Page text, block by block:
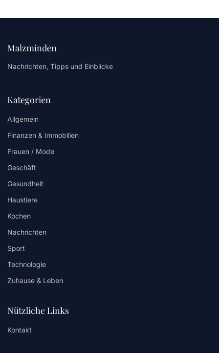
Malzminden
Nachrichten, Tipps und Einblicke
Kategorien
Allgemein
Finanzen & Immobilien
Frauen / Mode
Geschäft
Gesundheit
Haustiere
Kochen
Nachrichten
Sport
Technologie
Zuhause & Leben
Nützliche Links
Kontakt